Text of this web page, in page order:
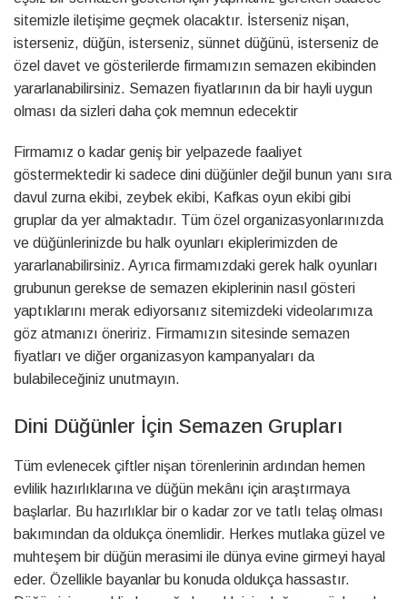
sitemizle iletişime geçmek olacaktır. İsterseniz nişan,
isterseniz, düğün, isterseniz, sünnet düğünü, isterseniz de
özel davet ve gösterilerde firmamızın semazen ekibinden
yararlanabilirsiniz. Semazen fiyatlarının da bir hayli uygun
olması da sizleri daha çok memnun edecektir
Firmamız o kadar geniş bir yelpazede faaliyet
göstermektedir ki sadece dini düğünler değil bunun yanı sıra
davul zurna ekibi, zeybek ekibi, Kafkas oyun ekibi gibi
gruplar da yer almaktadır. Tüm özel organizasyonlarınızda
ve düğünlerinizde bu halk oyunları ekiplerimizden de
yararlanabilirsiniz. Ayrıca firmamızdaki gerek halk oyunları
grubunun gerekse de semazen ekiplerinin nasıl gösteri
yaptıklarını merak ediyorsanız sitemizdeki videolarımıza
göz atmanızı öneririz. Firmamızın sitesinde semazen
fiyatları ve diğer organizasyon kampanyaları da
bulabileceğiniz unutmayın.
Dini Düğünler İçin Semazen Grupları
Tüm evlenecek çiftler nişan törenlerinin ardından hemen
evlilik hazırlıklarına ve düğün mekânı için araştırmaya
başlarlar. Bu hazırlıklar bir o kadar zor ve tatlı telaş olması
bakımından da oldukça önemlidir. Herkes mutlaka güzel ve
muhteşem bir düğün merasimi ile dünya evine girmeyi hayal
eder. Özellikle bayanlar bu konuda oldukça hassastır.